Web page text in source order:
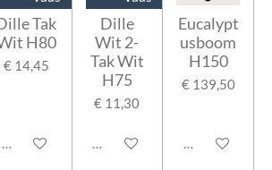
Tak
H80
€ 14,45
In winkelwagen
Dille
Wit 2-
Tak Wit
H75
€ 11,30
In winkelwagen
Eucalypt
usboom
H150
€ 139,50
In